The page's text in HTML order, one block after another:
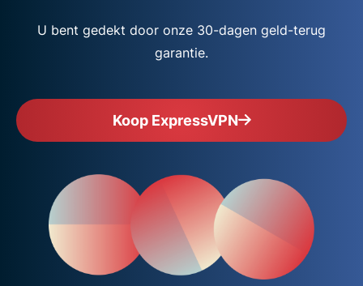
U bent gedekt door onze 30-dagen geld-terug
garantie.
Koop ExpressVPN